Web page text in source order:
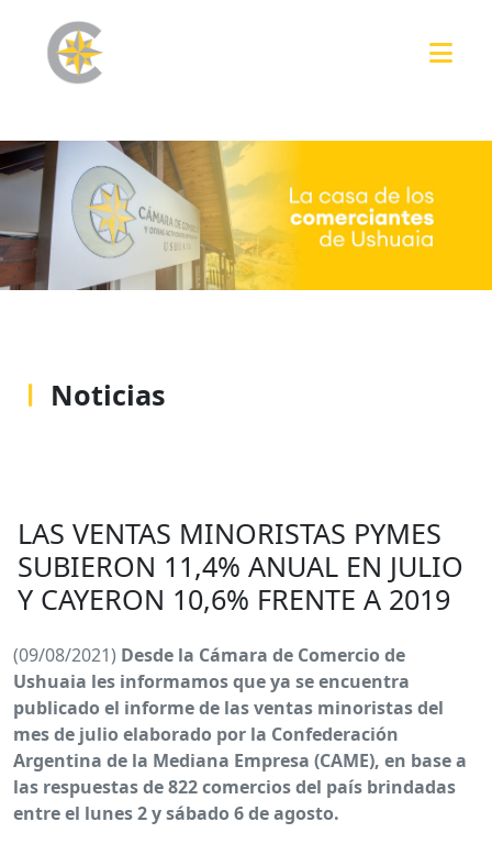
Noticias
LAS VENTAS MINORISTAS PYMES
SUBIERON 11,4% ANUAL EN JULIO
Y CAYERON 10,6% FRENTE A 2019
(09/08/2021) Desde la Cámara de Comercio de
Ushuaia les informamos que ya se encuentra
publicado el informe de las ventas minoristas del
mes de julio elaborado por la Confederación
Argentina de la Mediana Empresa (CAME), en base a
las respuestas de 822 comercios del país brindadas
entre el lunes 2 y sábado 6 de agosto.